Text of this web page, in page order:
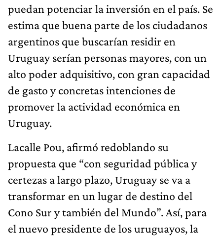
puedan potenciar la inversión en el país. Se
estima que buena parte de los ciudadanos
argentinos que buscarían residir en
Uruguay serían personas mayores, con un
alto poder adquisitivo, con gran capacidad
de gasto y concretas intenciones de
promover la actividad económica en
Uruguay.
Lacalle Pou, afirmó redoblando su
propuesta que “con seguridad pública y
certezas a largo plazo, Uruguay se va a
transformar en un lugar de destino del
Cono Sur y también del Mundo”. Así, para
el nuevo presidente de los uruguayos, la